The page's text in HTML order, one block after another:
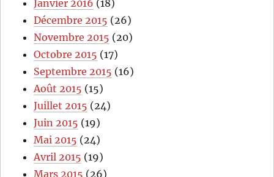
Janvier 2016 (18)
Décembre 2015 (26)
Novembre 2015 (20)
Octobre 2015 (17)
Septembre 2015 (16)
Août 2015 (15)
Juillet 2015 (24)
Juin 2015 (19)
Mai 2015 (24)
Avril 2015 (19)
Mars 2015 (26)